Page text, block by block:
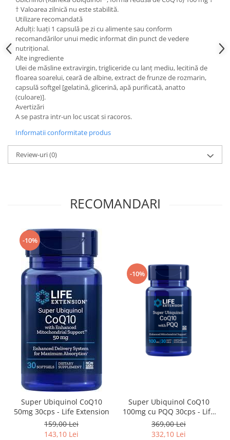
† Valoarea zilnică nu este stabilită.
Utilizare recomandată
Adulți: luați 1 capsulă pe zi cu alimente sau conform
recomandărilor unui medic informat din punct de vedere
nutrițional.
Alte ingrediente
Ulei de măsline extravirgin, trigliceride cu lanț mediu, lecitină de
floarea soarelui, ceară de albine, extract de frunze de rozmarin,
capsulă softgel [gelatină, glicerină, apă purificată, anatto
(culoare)].
Avertizări
A se pastra intr-un loc uscat si racoros.
Informatii conformitate produs
Review-uri(0)
RECOMANDARI
-10%
Super Ubiquinol CoQ10
50mg 30cps - Life Extension
159,00 Lei
143,10 Lei
-10%
Super Ubiquinol CoQ10
100mg cu PQQ 30cps - Life
Extension
369,00 Lei
332,10 Lei